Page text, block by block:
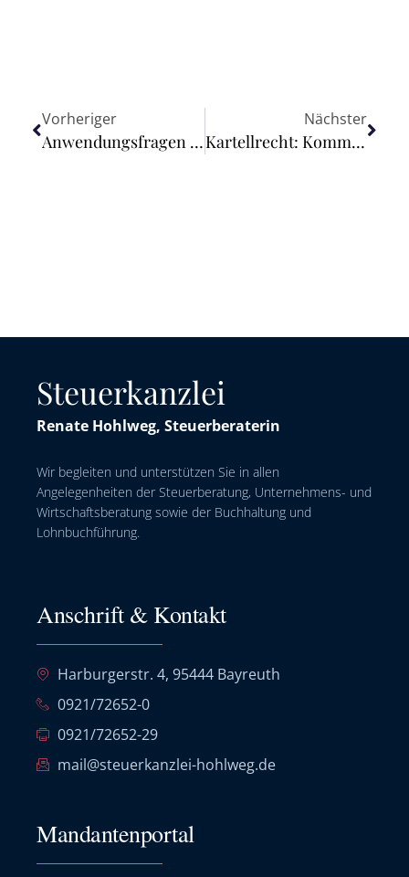
Vorheriger
Anwendungsfragen des § 2b UStG in Zusammenhang mit dem Friedhofs- und Bestattungswesen
Nächster
Kartellrecht: Kommission kündigt Leitlinien zu Behinderungsmissbrauch an und ändert Erläuterungen zu Durchsetzungsprioritäten
Steuerkanzlei
Renate Hohlweg, Steuerberaterin
Wir begleiten und unterstützen Sie in allen
Angelegenheiten der Steuerberatung, Unternehmens- und
Wirtschaftsberatung sowie der Buchhaltung und
Lohnbuchführung.
Anschrift & Kontakt
Harburgerstr. 4, 95444 Bayreuth
0921/72652-0
0921/72652-29
mail@steuerkanzlei-hohlweg.de
Mandantenportal